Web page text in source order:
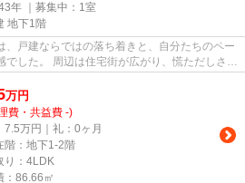
年 ｜募集中： 1室
地下1階
、戸建ならではの落ち着きと、自分たちのペー
でした。 周辺は住宅街が広がり、慌ただしさを
万円
費・共益費 -)
7.5万円｜礼：0ヶ月
階：地下1-2階
り：4LDK
：86.66㎡